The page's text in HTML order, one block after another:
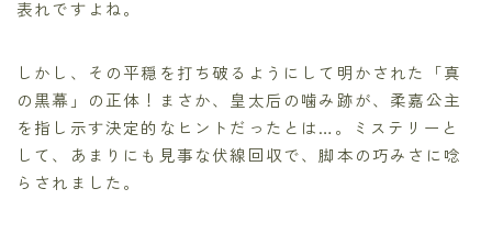
表れですよね。
しかし、その平穏を打ち破るようにして明かされた「真
の黒幕」の正体！まさか、皇太后の噛み跡が、柔嘉公主
を指し示す決定的なヒントだったとは…。ミステリーと
して、あまりにも見事な伏線回収で、脚本の巧みさに唸
らされました。